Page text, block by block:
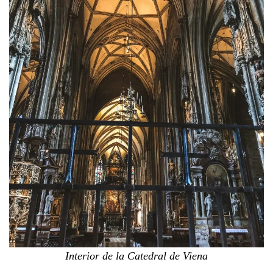
Interior de la Catedral de Viena